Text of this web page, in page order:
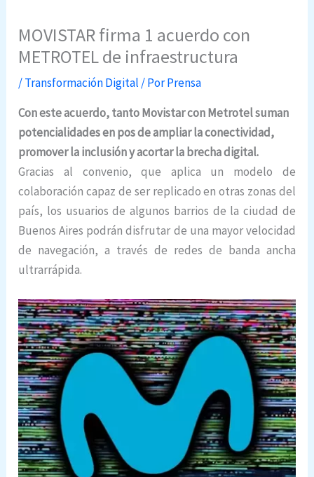
MOVISTAR firma 1 acuerdo con
METROTEL de infraestructura
/Transformación Digital / PorPrensa
Con este acuerdo, tanto Movistar con Metrotel suman
potencialidades en pos de ampliar la conectividad,
promover la inclusión y acortar la brecha digital.
Gracias al convenio, que aplica un modelo de
colaboración capaz de ser replicado en otras zonas del
país, los usuarios de algunos barrios de la ciudad de
Buenos Aires podrán disfrutar de una mayor velocidad
de navegación, a través de redes de banda ancha
ultrarrápida.